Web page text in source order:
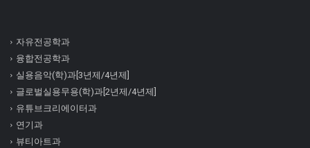
자유전공학과
융합전공학과
실용음악(학)과[3년제/4년제]
글로벌실용무용(학)과[2년제/4년제]
유튜브크리에이터과
연기과
뷰티아트과